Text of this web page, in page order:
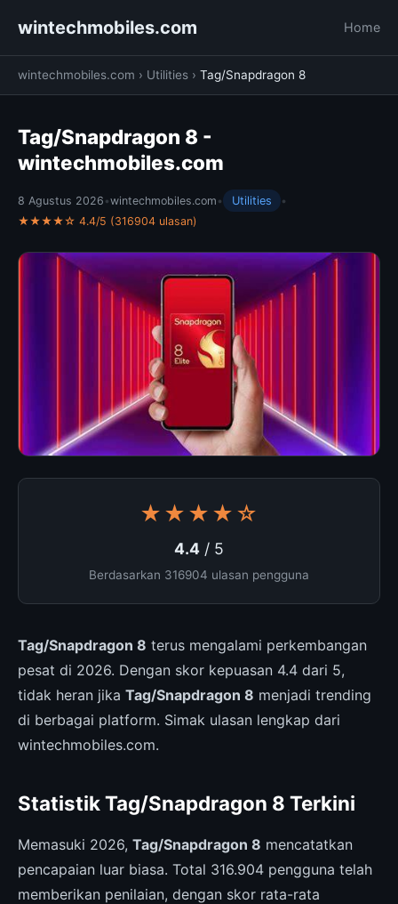
wintechmobiles.com Home
wintechmobiles.com › Utilities › Tag/Snapdragon 8
Tag/Snapdragon 8 -
wintechmobiles.com
8 Agustus 2026 •wintechmobiles.com • Utilities
•
★★★★☆ 4.4/5 (316904 ulasan)
★★★★☆
4.4 / 5
Berdasarkan 316904 ulasan pengguna
Tag/Snapdragon 8 terus mengalami perkembangan
pesat di 2026. Dengan skor kepuasan 4.4 dari 5,
tidak heran jika Tag/Snapdragon 8 menjadi trending
di berbagai platform. Simak ulasan lengkap dari
wintechmobiles.com.
Statistik Tag/Snapdragon 8 Terkini
Memasuki 2026, Tag/Snapdragon 8 mencatatkan
pencapaian luar biasa. Total 316.904 pengguna telah
memberikan penilaian, dengan skor rata-rata